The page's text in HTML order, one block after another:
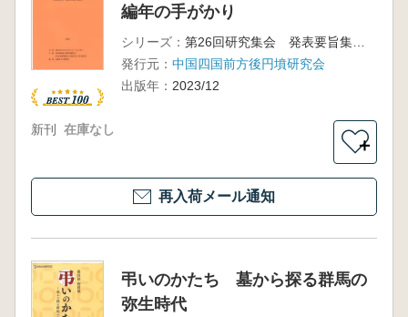
編年の手がかり
シリーズ：
第26回研究集会 発表要旨集・資料集
発行元： 中国四国前方後円墳研究会
出版年： 2023/12
新刊 在庫なし
＋
再入荷メール通知
弔いのかたち 墓から探る群馬の
弥生時代